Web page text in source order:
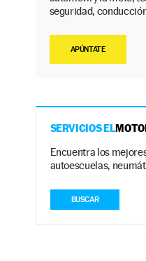
seguridad,
APÚNTATE
SERVICIOS EL
Encuentra los
autoescuelas,
BUSCAR